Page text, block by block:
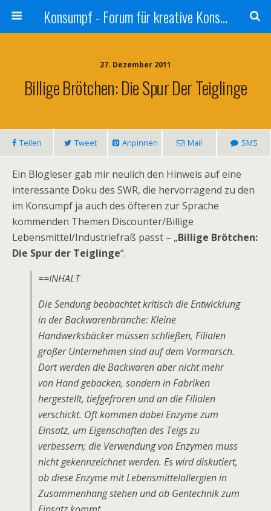
Konsumpf - Forum für kreative Konsumkritik - Culture Jamming, Nachhaltigkeit, Konzernkritik, Adbusting
27. Dezember 2011
Billige Brötchen: Die Spur Der Teiglinge
Teilen Tweet Anpinnen Mail SMS
Ein Blogleser gab mir neulich den Hinweis auf eine
interessante Doku des SWR, die hervorragend zu den
im Konsumpf ja auch des öfteren zur Sprache
kommenden Themen Discounter/Billige
Lebensmittel/Industriefraß passt – „Billige Brötchen:
Die Spur der Teiglinge“.
==INHALT
Die Sendung beobachtet kritisch die Entwicklung
in der Backwarenbranche: Kleine
Handwerksbäcker müssen schließen, Filialen
großer Unternehmen sind auf dem Vormarsch.
Dort werden die Backwaren aber nicht mehr
von Hand gebacken, sondern in Fabriken
hergestellt, tiefgefroren und an die Filialen
verschickt. Oft kommen dabei Enzyme zum
Einsatz, um Eigenschaften des Teigs zu
verbessern; die Verwendung von Enzymen muss
nicht gekennzeichnet werden. Es wird diskutiert,
ob diese Enzyme mit Lebensmittelallergien in
Zusammenhang stehen und ob Gentechnik zum